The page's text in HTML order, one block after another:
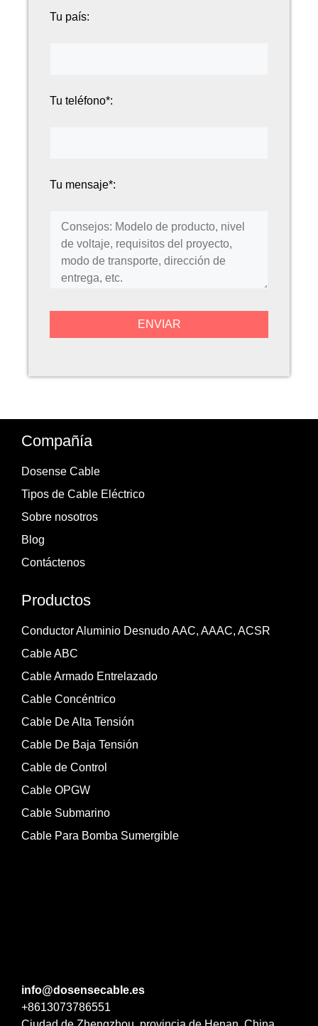
Tu país:
Tu teléfono*:
Tu mensaje*:
Compañía
Dosense Cable
Tipos de Cable Eléctrico
Sobre nosotros
Blog
Contáctenos
Productos
Conductor Aluminio Desnudo AAC, AAAC, ACSR
Cable ABC
Cable Armado Entrelazado
Cable Concéntrico
Cable De Alta Tensión
Cable De Baja Tensión
Cable de Control
Cable OPGW
Cable Submarino
Cable Para Bomba Sumergible
info@dosensecable.es
+8613073786551